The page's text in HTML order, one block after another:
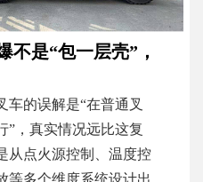
不是“包一层壳”，
车的误解是“在普通叉
”，真实情况远比这复
从点火源控制、温度控